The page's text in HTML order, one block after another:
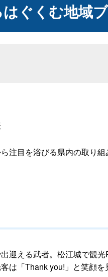
ぐくむ地域
目を浴びる県内の取り組
迎える武者。松江城で
は「Thank you!」と笑顔を